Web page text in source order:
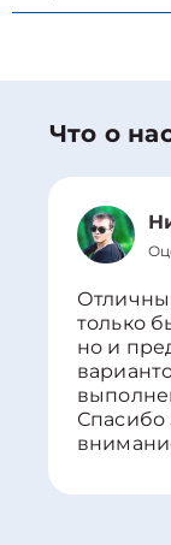
Что о
только
но и
Спасибо